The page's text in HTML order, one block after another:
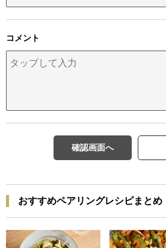
コメント
確認画面へ
おすすめペアリングレシピまとめ